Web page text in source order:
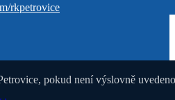
rkpetrovice
pokud není výslovně